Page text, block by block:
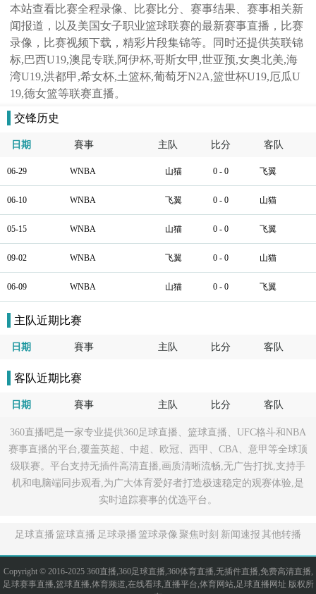
本站查看比赛全程录像、比赛比分、赛事结果、赛事相关新
闻报道，以及美国女子职业篮球联赛的最新赛事直播，比赛
录像，比赛视频下载，精彩片段集锦等。同时还提供英联锦
标,巴西U19,澳昆专联,阿伊杯,哥斯女甲,世亚预,女奥北美,海
湾U19,洪都甲,希女杯,土篮杯,葡萄牙N2A,篮世杯U19,厄瓜U
19,德女篮等联赛直播。
交锋历史
日期 賽事 主队 比分 客队
06-29 WNBA 山猫 0 - 0 飞翼
06-10 WNBA 飞翼 0 - 0 山猫
05-15 WNBA 山猫 0 - 0 飞翼
09-02 WNBA 飞翼 0 - 0 山猫
06-09 WNBA 山猫 0 - 0 飞翼
主队近期比赛
日期 賽事 主队 比分 客队
客队近期比赛
日期 賽事 主队 比分 客队
360直播吧是一家专业提供360足球直播、篮球直播、UFC格斗和NBA
赛事直播的平台,覆盖英超、中超、欧冠、西甲、CBA、意甲等全球顶
级联赛。平台支持无插件高清直播,画质清晰流畅,无广告打扰,支持手
机和电脑端同步观看,为广大体育爱好者打造极速稳定的观赛体验,是
实时追踪赛事的优选平台。
足球直播 篮球直播 足球录播 篮球录像 聚焦时刻 新闻速报 其他转播
Copyright © 2016-2025 360直播,360足球直播,360体育直播,无插件直播,免费高清直播,
足球赛事直播,篮球直播,体育频道,在线看球,直播平台,体育网站,足球直播网址 版权所